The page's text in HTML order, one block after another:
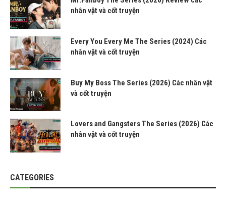
nhân vật và cốt truyện
Every You Every Me The Series (2024) Các
nhân vật và cốt truyện
Buy My Boss The Series (2026) Các nhân vật
và cốt truyện
Lovers and Gangsters The Series (2026) Các
nhân vật và cốt truyện
CATEGORIES